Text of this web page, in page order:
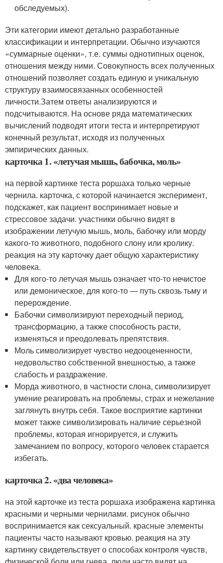
обследуемых).
Эти категории имеют детально разработанные
классификации и интерпретации. Обычно изучаются
«суммарные оценки», т.е. суммы однотипных оценок,
отношения между ними. Совокупность всех полученных
отношений позволяет создать единую и уникальную
структуру взаимосвязанных особенностей
личности.Затем ответы анализируются и
подсчитываются. На основе ряда математических
вычислений подводят итоги теста и интерпретируют
конечный результат, исходя из полученных
эмпирических данных.
карточка 1. «летучая мышь, бабочка, моль»
на первой картинке теста роршаха только черные
чернила. карточка, с которой начинается эксперимент,
подскажет, как пациент воспринимает новые и
стрессовое задачи. участники обычно видят в
изображении летучую мышь, моль, бабочку или морду
какого-то животного, подобного слону или кролику.
реакция на эту карточку дает общую характеристику
человека.
Для кого-то летучая мышь означает что-то нечистое
или демоническое, для кого-то — путь сквозь тьму и
перерождение.
Бабочки символизируют переходный период,
трансформацию, а также способность расти,
изменяться и преодолевать препятствия.
Моль символизирует чувство недооцененности,
недовольство собственной внешностью, а также
слабость и раздражение.
Морда животного, в частности слона, символизирует
умение реагировать на проблемы, страх и нежелание
заглянуть внутрь себя. Такое восприятие картинки
может также символизировать наличие серьезной
проблемы, которая игнорируется, и служить
замечанием по вопросу, которого человек старается
избегать.
карточка 2. «два человека»
на этой карточке из теста роршаха изображена картинка
красными и черными чернилами. рисунок обычно
воспринимается как сексуальный. красные элементы
пациенты часто называют кровью. реакция на эту
картинку свидетельствует о способах контроля чувств,